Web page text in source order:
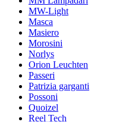
MW-Light
Masca
Masiero
Morosini
Norlys
Orion Leuchten
Passeri
Patrizia garganti
Possoni
Quoizel
Reel Tech